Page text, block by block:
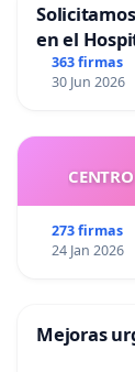
en el
363 firmas
30 Jun 2026
273 firmas
24 Jan 2026
Mejoras